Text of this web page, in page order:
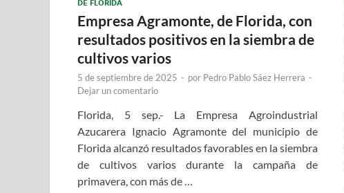
DE FLORIDA
Empresa Agramonte, de Florida, con
resultados positivos en la siembra de
cultivos varios
5 de septiembre de 2025 - por Pedro Pablo Sáez Herrera -
Dejar un comentario
Florida, 5 sep.- La Empresa Agroindustrial
Azucarera Ignacio Agramonte del municipio de
Florida alcanzó resultados favorables en la siembra
de cultivos varios durante la campaña de
primavera, con más de …